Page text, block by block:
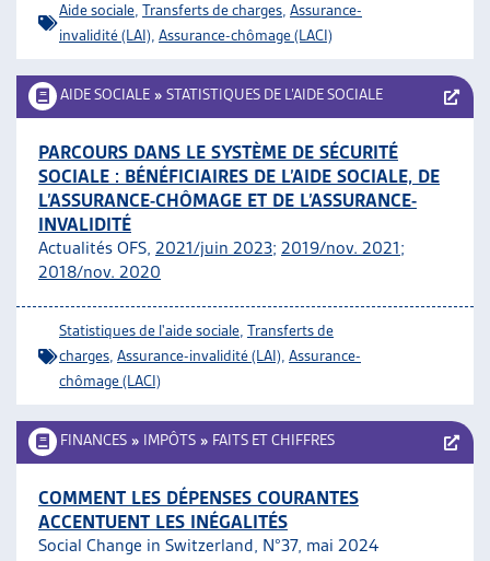
Aide sociale Transferts de charges Assurance-
invalidité (LAI) Assurance-chômage (LACI)
AIDE SOCIALE » STATISTIQUES DE L’AIDE SOCIALE
PARCOURS DANS LE SYSTÈME DE SÉCURITÉ
SOCIALE : BÉNÉFICIAIRES DE L’AIDE SOCIALE, DE
L’ASSURANCE-CHÔMAGE ET DE L’ASSURANCE-
INVALIDITÉ
Actualités OFS, 2021/juin 2023; 2019/nov. 2021;
2018/nov. 2020
Statistiques de l'aide sociale Transferts de
charges Assurance-invalidité (LAI) Assurance-
chômage (LACI)
FINANCES » IMPÔTS » FAITS ET CHIFFRES
COMMENT LES DÉPENSES COURANTES
ACCENTUENT LES INÉGALITÉS
Social Change in Switzerland, N°37, mai 2024